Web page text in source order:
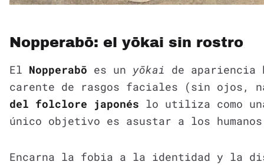
Nopperabō: el yōkai sin rostro
El Nopperabō es un yōkai de apariencia
carente de rasgos faciales (sin ojos,
del folclore japonés lo utiliza como
único objetivo es asustar a los
Encarna la fobia a la identidad y la